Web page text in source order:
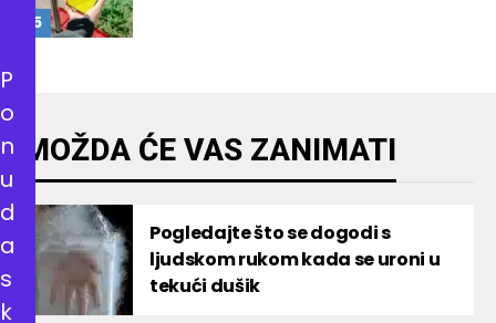
MOŽDA ĆE VAS ZANIMATI
Pogledajte što se dogodi s
ljudskom rukom kada se uroni u
tekući dušik
P
o
n
u
d
a
s
k